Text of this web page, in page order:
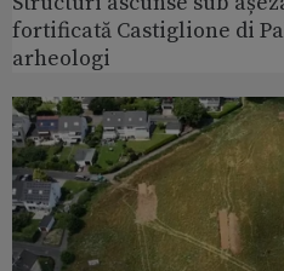
fortificată Castiglione di
arheologi